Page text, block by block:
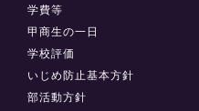
学費等
甲商生の一日
学校評価
いじめ防止基本方針
部活動方針